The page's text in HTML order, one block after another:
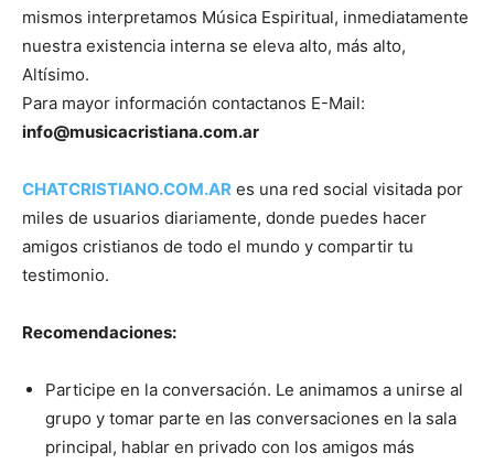
mismos interpretamos Música Espiritual, inmediatamente
nuestra existencia interna se eleva alto, más alto,
Altísimo.
Para mayor información contactanos E-Mail:
info@musicacristiana.com.ar
CHATCRISTIANO.COM.AR es una red social visitada por
miles de usuarios diariamente, donde puedes hacer
amigos cristianos de todo el mundo y compartir tu
testimonio.
Recomendaciones:
Participe en la conversación. Le animamos a unirse al
grupo y tomar parte en las conversaciones en la sala
principal, hablar en privado con los amigos más